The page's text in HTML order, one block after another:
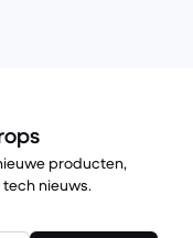
producten,
nieuws.